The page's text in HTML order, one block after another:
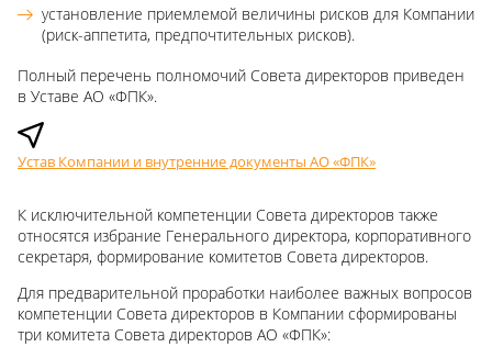
установление приемлемой величины рисков для Компании
(риск-аппетита, предпочтительных рисков).
Полный перечень полномочий Совета директоров приведен
в Уставе АО «ФПК».
Устав Компании и внутренние документы АО «ФПК»
К исключительной компетенции Совета директоров также
относятся избрание Генерального директора, корпоративного
секретаря, формирование комитетов Совета директоров.
Для предварительной проработки наиболее важных вопросов
компетенции Совета директоров в Компании сформированы
три комитета Совета директоров АО «ФПК»: